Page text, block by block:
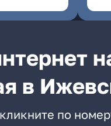
в
по